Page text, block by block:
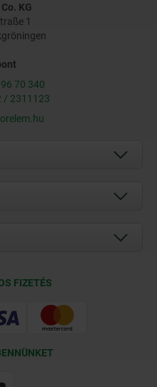
KG
1
70 340
2311123
FIZETÉS